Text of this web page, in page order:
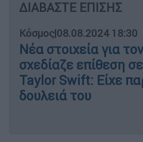
ΔΙΑΒΑΣΤΕ ΕΠΙΣΗΣ
Κόσμος|08.08.2024 18:30
Νέα στοιχεία για
σχεδίαζε επίθεση
Taylor Swift: Είχε
δουλειά του